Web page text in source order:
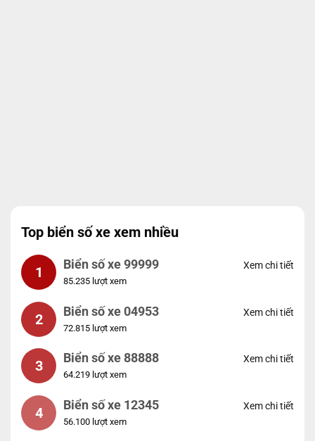
Top biển số xe xem nhiều
1 Biển số xe 99999
85.235 lượt xem
Xem chi tiết
2 Biển số xe 04953
72.815 lượt xem
Xem chi tiết
3 Biển số xe 88888
64.219 lượt xem
Xem chi tiết
4 Biển số xe 12345
56.100 lượt xem
Xem chi tiết